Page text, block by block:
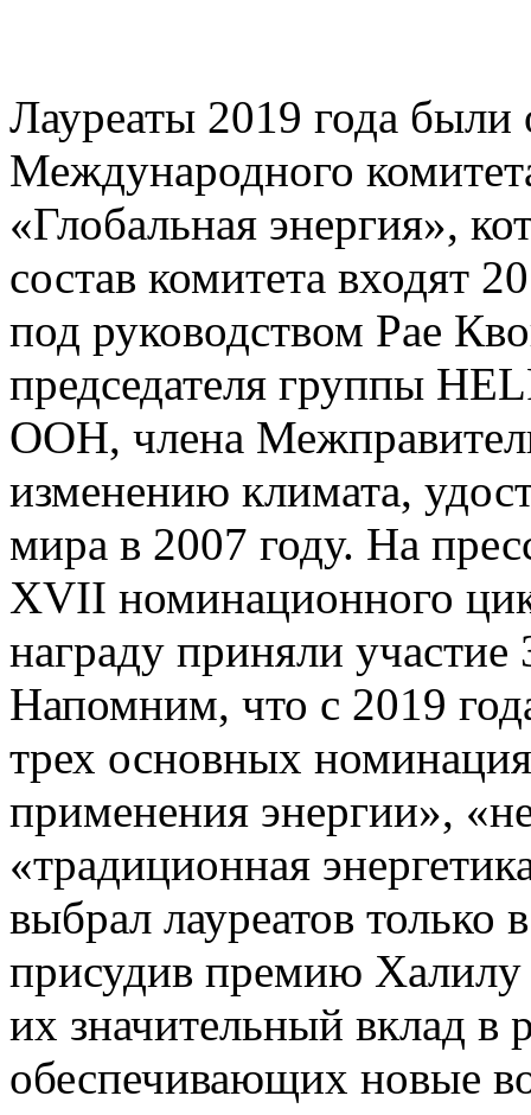
Лауреаты 2019 года были
Международного
«Глобальная энергия»,
состав комитета входят
под руководством Рае
председателя группы
ООН, члена
изменению климата,
мира в 2007 году. На
XVII номинационного
награду приняли
Напомним, что с 2019
трех основных
применения энергии»,
«традиционная
выбрал лауреатов только
присудив премию
их значительный вклад в
обеспечивающих новые